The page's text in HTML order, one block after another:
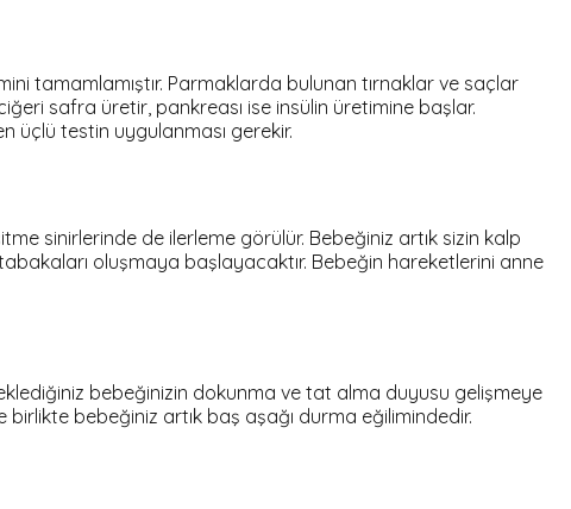
tamamlamıştır. Parmaklarda bulunan tırnaklar ve saçlar
safra üretir, pankreası ise insülin üretimine başlar.
üçlü testin uygulanması gerekir.
sinirlerinde de ilerleme görülür. Bebeğiniz artık sizin kalp
tabakaları oluşmaya başlayacaktır. Bebeğin hareketlerini anne
bebeğinizin dokunma ve tat alma duyusu gelişmeye
birlikte bebeğiniz artık baş aşağı durma eğilimindedir.